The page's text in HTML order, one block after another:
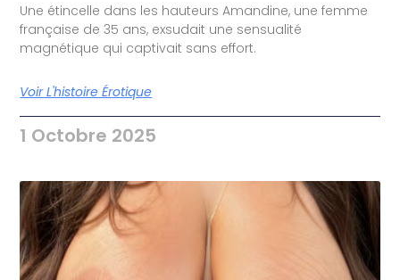
Une étincelle dans les hauteurs Amandine, une femme
française de 35 ans, exsudait une sensualité
magnétique qui captivait sans effort.
Voir L'histoire Érotique
1 Octobre 2025